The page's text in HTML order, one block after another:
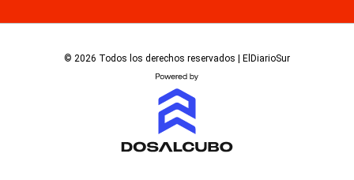
© 2026 Todos los derechos reservados | ElDiarioSur